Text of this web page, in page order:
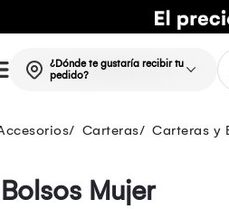
¿Dónde te gustaría recibir tu
pedido?
Carteras Carteras y
Mujer